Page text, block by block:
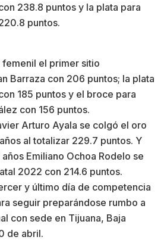
238.8 puntos y la plata para
puntos.
femenil el primer sitio
Barraza con 206 puntos; la plata
185 puntos y el broce para
con 156 puntos.
Arturo Ayala se colgó el oro
al totalizar 229.7 puntos. Y
Emiliano Ochoa Rodelo se
2022 con 214.6 puntos.
y último día de competencia
seguir preparándose rumbo a
con sede en Tijuana, Baja
de abril.